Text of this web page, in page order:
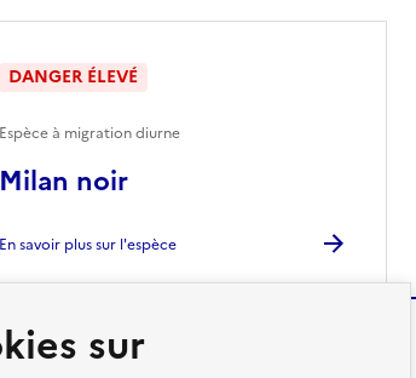
sur
Milan noir
DANGER ÉLEVÉ
Espèce à migration diurne
En savoir plus sur l'espèce